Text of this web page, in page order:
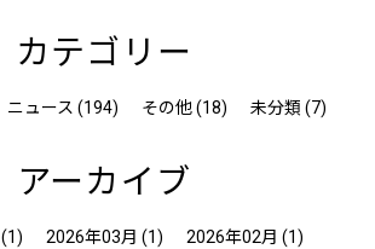
カテゴリー
ニュース (194) その他 (18) 未分類 (7)
アーカイブ
(1) 2026年03月 (1) 2026年02月 (1)